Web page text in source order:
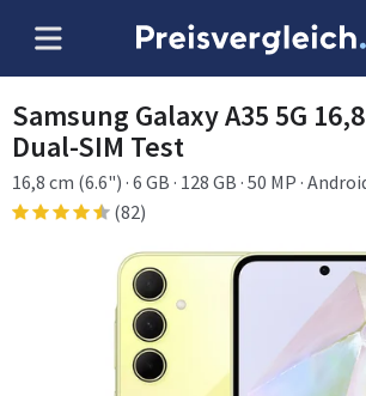
Samsung Galaxy A35 5G
Dual-SIM Test
16,8 cm (6.6") · 6 GB · 128 GB · 50 MP ·
(82)